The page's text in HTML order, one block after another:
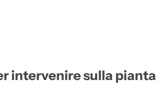
intervenire sulla pianta